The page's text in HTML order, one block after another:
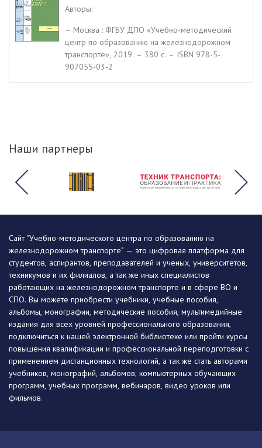
Авторы:
– Москва : ФГБУ ДПО «Учебно-методический
центр по образованию на железнодорожном
транспорте», 2019. – 380 c. – ISBN 978-5-
907055-03-2
Наши партнеры
Сайт "Учебно-методического центра по образованию на
железнодорожном транспорте" — это цифровая платформа для
студентов, аспирантов, преподавателей и ученых, университетов,
техникумов и их филиалов, а так же иных специалистов
работающих на железнодорожном транспорте и в сфере ВО и
СПО. Вы можете приобрести учебники, учебные пособия,
альбомы, монографии, методические пособия, мультимедийные
издания для всех уровней профессионального образования,
подключиться к нашей электронной библиотеке или пройти курсы
повышения квалификации и профессиональной переподготовки с
применением дистанционных технологий, а так же стать авторами
учебников, монографий, альбомов, компьютерных обучающих
программ, учебных программ, вебинаров, видео уроков или
фильмов.